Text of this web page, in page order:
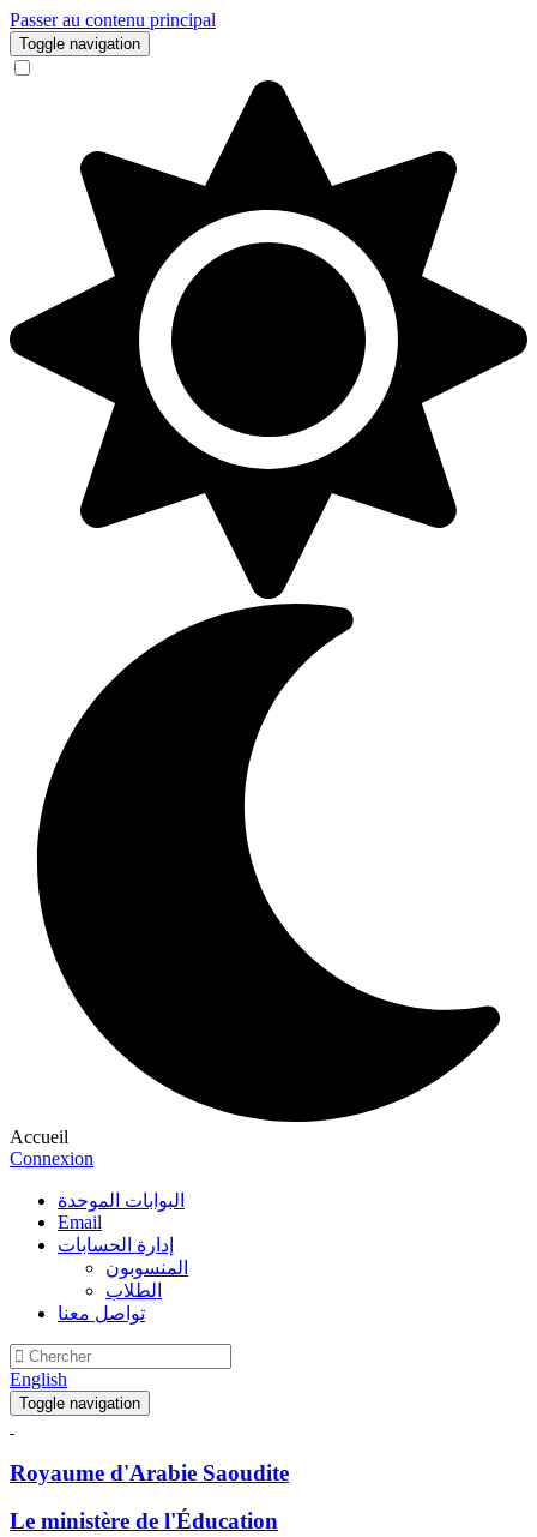
Passer au contenu principal
Toggle navigation
Accueil
Connexion
البوابات الموحدة
Email
إدارة الحسابات
المنسوبون
الطلاب
تواصل معنا
English
Toggle navigation
Royaume d'Arabie Saoudite
Le ministère de l'Éducation